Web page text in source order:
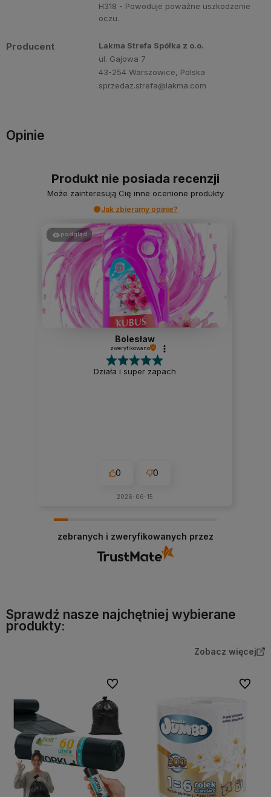
H318 - Powoduje poważne uszkodzenie
oczu.
Producent
Lakma Strefa Spółka z o.o.
ul. Gajowa 7
43-254 Warszowice, Polska
sprzedaz.strefa@lakma.com
Opinie
Produkt nie posiada recenzji
Może zainteresują Cię inne ocenione produkty
Jak zbieramy opinie?
podgląd
Bolesław
zweryfikowano
Działa i super zapach
0 0
2026-06-15
zebranych i zweryfikowanych przez
Sprawdź nasze najchętniej wybierane
produkty:
Zobacz więcej
Do ulubionych Do